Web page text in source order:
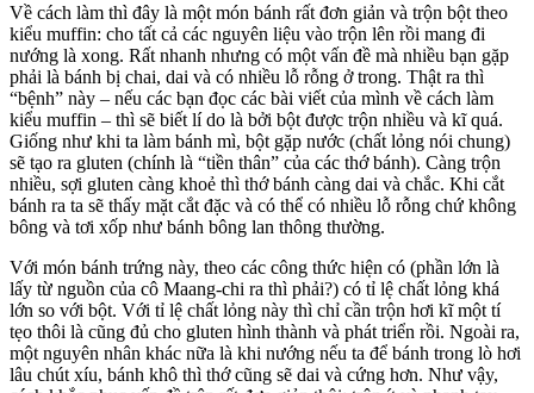
Về cách làm thì đây là một món bánh rất đơn giản và trộn bột theo
kiểu muffin: cho tất cả các nguyên liệu vào trộn lên rồi mang đi
nướng là xong. Rất nhanh nhưng có một vấn đề mà nhiều bạn gặp
phải là bánh bị chai, dai và có nhiều lỗ rỗng ở trong. Thật ra thì
“bệnh” này – nếu các bạn đọc các bài viết của mình về cách làm
kiểu muffin – thì sẽ biết lí do là bởi bột được trộn nhiều và kĩ quá.
Giống như khi ta làm bánh mì, bột gặp nước (chất lỏng nói chung)
sẽ tạo ra gluten (chính là “tiền thân” của các thớ bánh). Càng trộn
nhiều, sợi gluten càng khoẻ thì thớ bánh càng dai và chắc. Khi cắt
bánh ra ta sẽ thấy mặt cắt đặc và có thể có nhiều lỗ rỗng chứ không
bông và tơi xốp như bánh bông lan thông thường.
Với món bánh trứng này, theo các công thức hiện có (phần lớn là
lấy từ nguồn của cô Maang-chi ra thì phải?) có tỉ lệ chất lỏng khá
lớn so với bột. Với tỉ lệ chất lỏng này thì chỉ cần trộn hơi kĩ một tí
tẹo thôi là cũng đủ cho gluten hình thành và phát triển rồi. Ngoài ra,
một nguyên nhân khác nữa là khi nướng nếu ta để bánh trong lò hơi
lâu chút xíu, bánh khô thì thớ cũng sẽ dai và cứng hơn. Như vậy,